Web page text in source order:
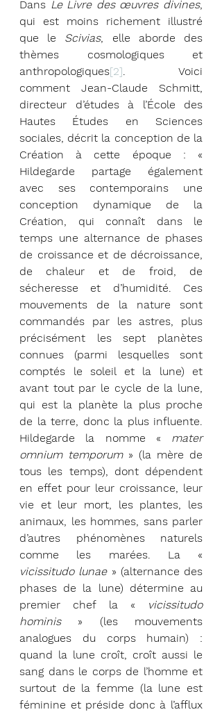
Dans Le Livre des œuvres divines,
qui est moins richement illustré
que le Scivias, elle aborde des
thèmes cosmologiques et
anthropologiques[2]. Voici
comment Jean-Claude Schmitt,
directeur d’études à l’École des
Hautes Études en Sciences
sociales, décrit la conception de la
Création à cette époque : «
Hildegarde partage également
avec ses contemporains une
conception dynamique de la
Création, qui connaît dans le
temps une alternance de phases
de croissance et de décroissance,
de chaleur et de froid, de
sécheresse et d’humidité. Ces
mouvements de la nature sont
commandés par les astres, plus
précisément les sept planètes
connues (parmi lesquelles sont
comptés le soleil et la lune) et
avant tout par le cycle de la lune,
qui est la planète la plus proche
de la terre, donc la plus influente.
Hildegarde la nomme « mater
omnium temporum » (la mère de
tous les temps), dont dépendent
en effet pour leur croissance, leur
vie et leur mort, les plantes, les
animaux, les hommes, sans parler
d’autres phénomènes naturels
vicissitudo lunae » (alternance des
phases de la lune) détermine au
premier chef la «
vicissitudo
hominis » (les mouvements
analogues du corps humain) :
quand la lune croît, croît aussi le
sang dans le corps de l’homme et
surtout de la femme (la lune est
féminine et préside donc à l’afflux